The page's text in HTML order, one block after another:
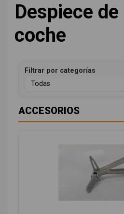
Despiece
coche
Filtrar por categorías
ACCESORIOS